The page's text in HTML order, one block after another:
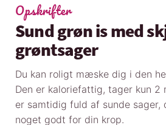
Opskrifter
Sund grøn is med
grøntsager
Du kan roligt mæske dig i den
Den er kaloriefattig, tager kun 2
er samtidig fuld af sunde sager,
noget godt for din krop.